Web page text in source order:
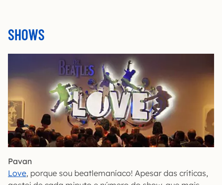
SHOWS
Pavan
Love, porque sou beatlemaníaco! Apesar das críticas,